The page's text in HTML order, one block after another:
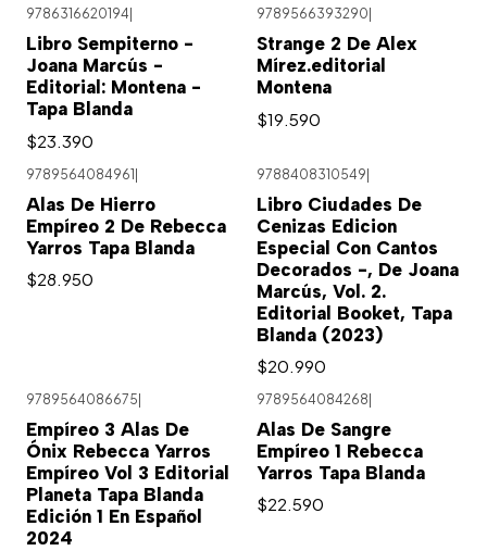
9786316620194
Libro Sempiterno -
Joana Marcús -
Editorial: Montena -
Tapa Blanda
$23.390
9789566393290
Strange 2 De Alex
Mírez.editorial
Montena
$19.590
9789564084961|
Alas De Hierro
Empíreo 2 De Rebecca
Yarros Tapa Blanda
$28.950
9788408310549|
Libro Ciudades De
Cenizas Edicion
Especial Con Cantos
Decorados -, De Joana
Marcús, Vol. 2.
Editorial Booket, Tapa
Blanda (2023)
$20.990
9789564086675
Empíreo 3 Alas De
Ónix Rebecca Yarros
Empíreo Vol 3 Editorial
Planeta Tapa Blanda
Edición 1 En Español
2024
9789564084268
Alas De Sangre
Empíreo 1 Rebecca
Yarros Tapa Blanda
$22.590